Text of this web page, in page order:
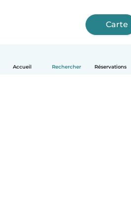
Accueil Rechercher Réservations
Carte